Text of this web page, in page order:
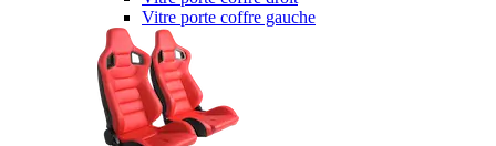
Vitre porte coffre gauche